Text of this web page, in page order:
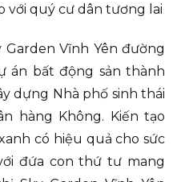
với quý cư dân tương lai
Vĩnh Yên đường
án bất động sản thành
dựng Nhà phố sinh thái
hàng Không. Kiến tạo
có hiệu quả cho sức
đứa con thứ tư mang